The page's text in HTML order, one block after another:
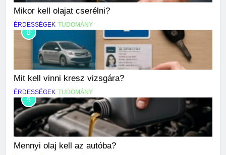
Mikor kell olajat cserélni?
ÉRDESSÉGEK TUDOMÁNY
8
Mit kell vinni kresz vizsgára?
ÉRDESSÉGEK TUDOMÁNY
9
Mennyi olaj kell az autóba?